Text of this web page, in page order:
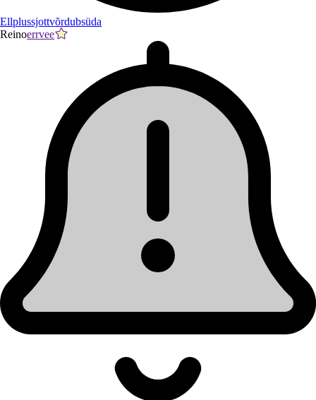
Ellplussjottvõrdubsüda
Reinoerrvee